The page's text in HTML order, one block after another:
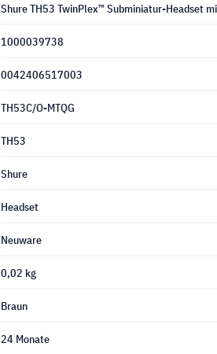
Shure TH53 TwinPlex™ Subminiatur-Headset
1000039738
0042406517003
TH53C/O-MTQG
TH53
Shure
Headset
Neuware
0,02 kg
Braun
24 Monate